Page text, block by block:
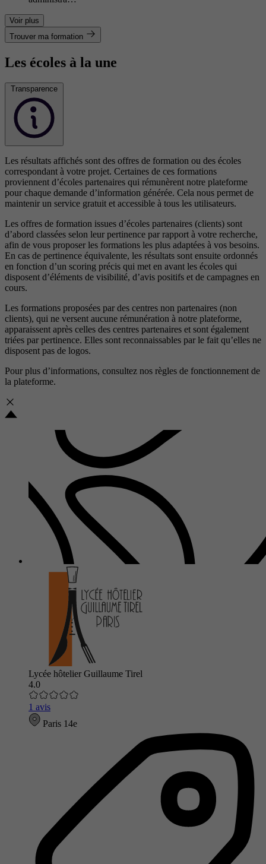
Voir plus
Trouver ma formation
Les écoles à la une
Transparence
Les résultats affichés sont des offres de formation ou des écoles
correspondant à votre projet. Certaines de ces formations
proviennent d’écoles partenaires qui rémunèrent notre plateforme
pour chaque demande d’information générée. Cela nous permet de
maintenir un service gratuit et accessible à tous les utilisateurs.
Les offres de formation issues d’écoles partenaires (clients) sont
d’abord classées selon leur pertinence par rapport à votre recherche,
afin de vous proposer les formations les plus adaptées à vos besoins.
En cas de pertinence équivalente, les résultats sont ensuite ordonnés
en fonction d’un scoring précis qui met en avant les écoles qui
disposent d’éléments de visibilité, d’avis positifs et de campagnes en
cours.
Les formations proposées par des centres non partenaires (non
clients), qui ne versent aucune rémunération à notre plateforme,
apparaissent après celles des centres partenaires et sont également
triées par pertinence. Elles sont reconnaissables par le fait qu’elles ne
disposent pas de logos.
Pour plus d’informations, consultez nos règles de fonctionnement de
la plateforme.
Lycée hôtelier Guillaume Tirel
4.0
1 avis
Paris 14e